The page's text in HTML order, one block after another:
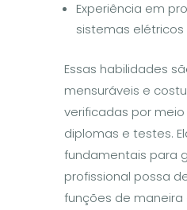
Experiência em
sistemas
Essas habilidades
mensuráveis e
verificadas por
diplomas e testes.
fundamentais para
profissional possa
funções de maneira